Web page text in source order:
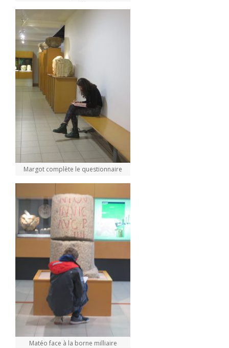
Margot complète le questionnaire
Matéo face à la borne milliaire